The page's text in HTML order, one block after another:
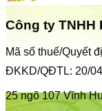
Công ty TNHH
Mã số thuế/Quyết
ĐKKD/QĐTL: 20/
25 ngõ 107 Vĩnh